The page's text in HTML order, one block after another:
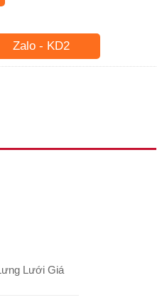
Zalo - KD2
Lưới Giá